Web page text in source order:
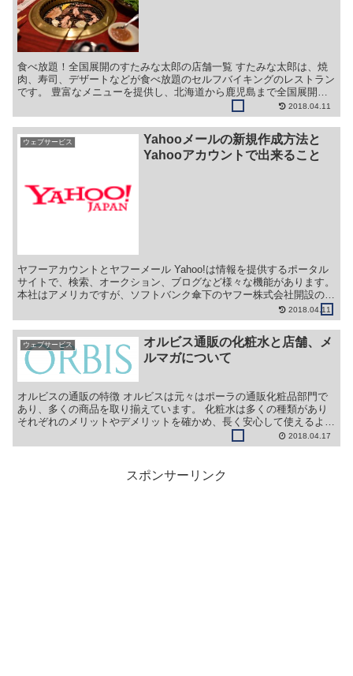
食べ放題！全国展開のすたみな太郎の店舗一覧 すたみな太郎は、焼
肉、寿司、デザートなどが食べ放題のセルフバイキングのレストラン
です。 豊富なメニューを提供し、北海道から鹿児島まで全国展開し
ています。 そしてファミリー層だけでなく、学生やサラリ...2018.04.11
ウェブサービス
Yahooメールの新規作成方法と
Yahooアカウントで出来ること
ヤフーアカウントとヤフーメール Yahoo!は情報を提供するポータル
サイトで、検索、オークション、ブログなど様々な機能があります。
本社はアメリカですが、ソフトバンク傘下のヤフー株式会社開設の
2018.04.11
ウェブサービス
オルビス通販の化粧水と店舗、メ
ルマガについて
オルビスの通販の特徴 オルビスは元々はポーラの通販化粧品部門で
あり、多くの商品を取り揃えています。 化粧水は多くの種類があり
それぞれのメリットやデメリットを確かめ、長く安心して使えるよう
に決めたいものです。 オルビスの通販は旧商品がセール価...2018.04.17
スポンサーリンク